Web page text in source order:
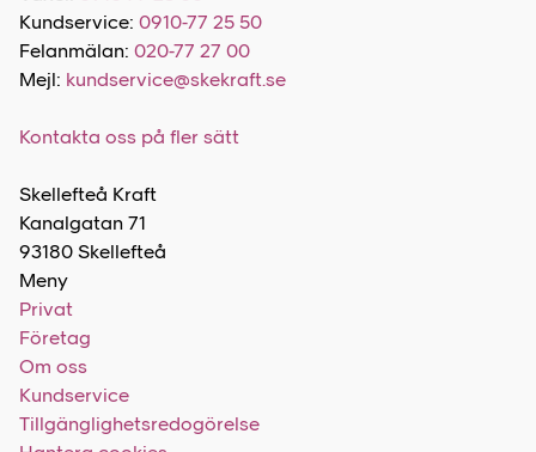
Kundservice: 0910-77 25 50
Felanmälan: 020-77 27 00
Mejl: kundservice@skekraft.se
Kontakta oss på fler sätt
Skellefteå Kraft
Kanalgatan 71
93180 Skellefteå
Meny
Privat
Företag
Om oss
Kundservice
Tillgänglighetsredogörelse